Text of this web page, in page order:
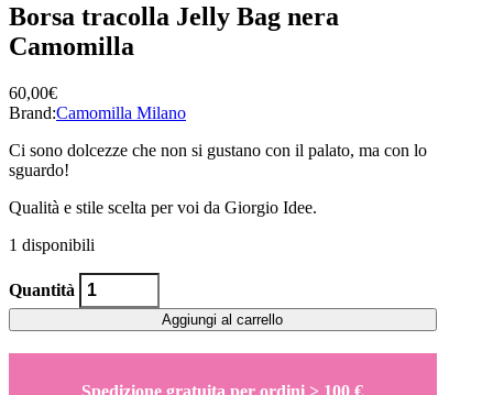
Borsa tracolla Jelly Bag nera
Camomilla
60,00€
Brand:Camomilla Milano
Ci sono dolcezze che non si gustano con il palato, ma con lo
sguardo!
Qualità e stile scelta per voi da Giorgio Idee.
1 disponibili
Borsa
tracolla
Quantità
Aggiungi al carrello
Spedizione gratuita per ordini > 100 €